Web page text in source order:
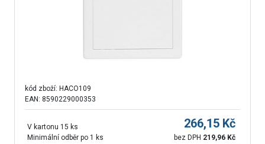
kód zboží: HACO109
EAN: 8590229000353
V kartonu 15 ks
Minimální odběr po 1 ks
266,15 Kč
bez DPH 219,96 Kč